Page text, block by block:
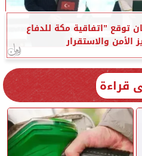
توقع ”اتفاقية مكة للدفاع
الأمن والاستقرار
قراءة